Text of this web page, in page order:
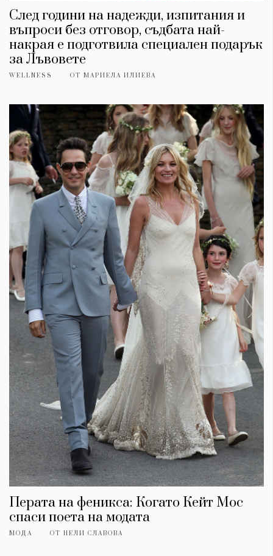
След години на надежди, изпитания и
въпроси без отговор, съдбата най-
накрая е подготвила специален подарък
за Лъвовете
WELLNESS ОТ МАРИЕЛА ИЛИЕВА
Перата на феникса: Когато Кейт Мос
спаси поета на модата
МОДА ОТ НЕЛИ СЛАВОВА